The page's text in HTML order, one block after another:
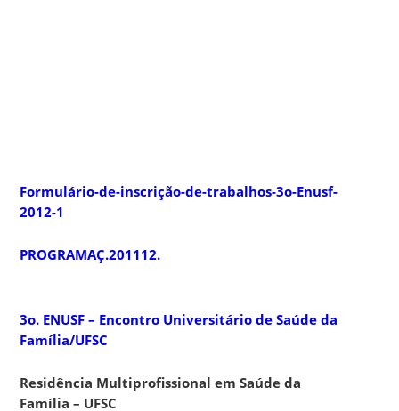
Formulário-de-inscrição-de-trabalhos-3o-Enusf-
2012-1
PROGRAMAÇ.201112.
3o. ENUSF – Encontro Universitário de Saúde da
Família/UFSC
Residência Multiprofissional em Saúde da
Família – UFSC